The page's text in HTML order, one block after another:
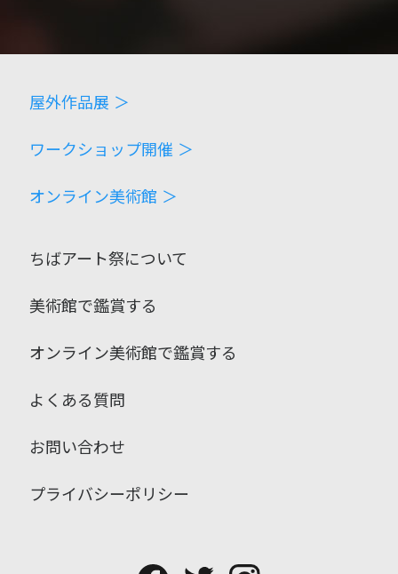
屋外作品展 ＞
ワークショップ開催 ＞
オンライン美術館 ＞
ちばアート祭について
美術館で鑑賞する
オンライン美術館で鑑賞する
よくある質問
お問い合わせ
プライバシーポリシー